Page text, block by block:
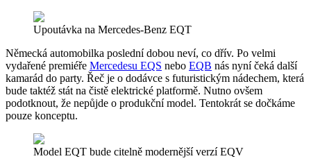
Upoutávka na Mercedes-Benz EQT
Německá automobilka poslední dobou neví, co dřív. Po velmi
vydařené premiéře Mercedesu EQS nebo EQB nás nyní čeká další
kamarád do party. Řeč je o dodávce s futuristickým nádechem, která
bude taktéž stát na čistě elektrické platformě. Nutno ovšem
podotknout, že nepůjde o produkční model. Tentokrát se dočkáme
pouze konceptu.
Model EQT bude citelně modernější verzí EQV